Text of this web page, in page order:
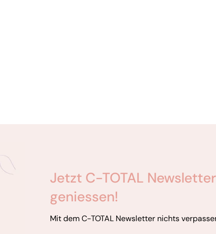
Jetzt C-TOTAL
geniessen!
Mit dem C-TOTAL Newsletter nichts